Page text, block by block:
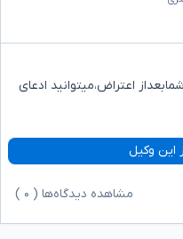
اعتراض،میتوانید ادعای
این وکیل
مشاهده دیدگاه‌ها ( ۰